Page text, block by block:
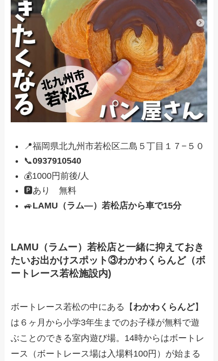
📍福岡県北九州市若松区二島５丁目１７−５０
📞0937910540
💰1000円前後/人
🅿️あり 無料
🚙LAMU（ラム―）若松店から車で15分
LAMU（ラムー）若松店と一緒に抑えておき
たいお出かけスポット③わかわくらんど（ボ
ートレース若松施設内)
ボートレース若松の中にある【わかわくらんど】
は６ヶ月から小学3年生までのお子様が無料で遊
ぶことのできる室内遊び場。14時からはボートレ
ース（ボートレース場は入場料100円）が始まる